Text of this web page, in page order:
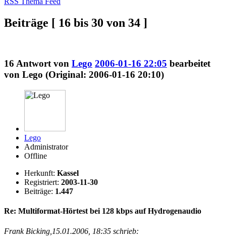
Beiträge [ 16 bis 30 von 34 ]
16 Antwort von Lego 2006-01-16 22:05 bearbeitet
von Lego (Original: 2006-01-16 20:10)
Lego
Administrator
Offline
Herkunft: Kassel
Registriert: 2003-11-30
Beiträge: 1.447
Re: Multiformat-Hörtest bei 128 kbps auf Hydrogenaudio
Frank Bicking,15.01.2006, 18:35 schrieb: